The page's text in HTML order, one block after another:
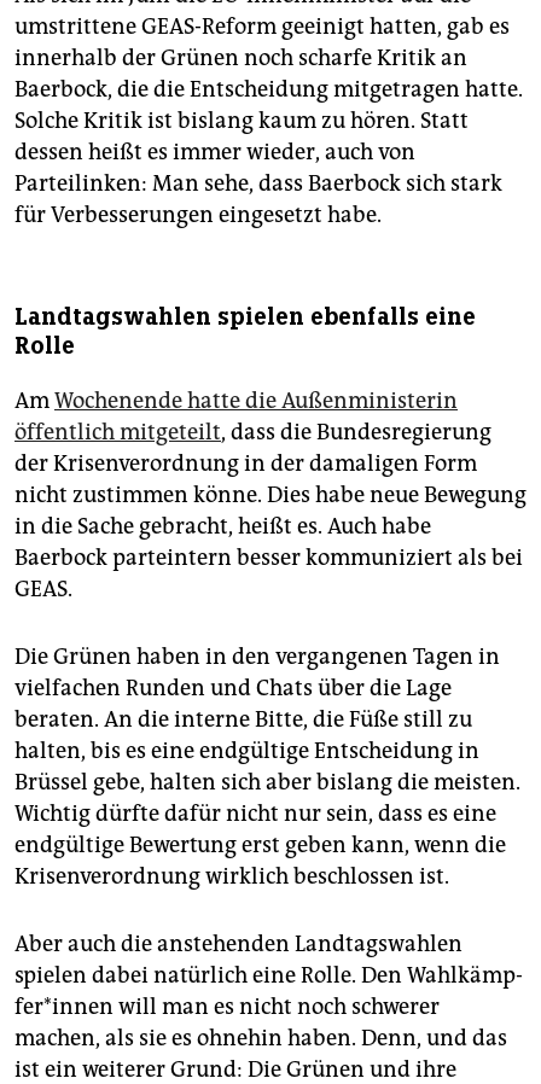
umstrittene GEAS-Reform geeinigt hatten, gab es
innerhalb der Grünen noch scharfe Kritik an
Baerbock, die die Entscheidung mitgetragen hatte.
Solche Kritik ist bislang kaum zu hören. Statt
dessen heißt es immer wieder, auch von
Parteilinken: Man sehe, dass Baerbock sich stark
für Verbesserungen eingesetzt habe.
Landtagswahlen spielen ebenfalls eine
Rolle
AmWochenende hatte die Außenministerin
öffentlich mitgeteilt, dass die Bundesregierung
der Krisenverordnung in der damaligen Form
nicht zustimmen könne. Dies habe neue Bewegung
in die Sache gebracht, heißt es. Auch habe
Baerbock parteintern besser kommuniziert als bei
GEAS.
Die Grünen haben in den vergangenen Tagen in
vielfachen Runden und Chats über die Lage
beraten. An die interne Bitte, die Füße still zu
halten, bis es eine endgültige Entscheidung in
Brüssel gebe, halten sich aber bislang die meisten.
Wichtig dürfte dafür nicht nur sein, dass es eine
endgültige Bewertung erst geben kann, wenn die
Krisenverordnung wirklich beschlossen ist.
Aber auch die anstehenden Landtagswahlen
spielen dabei natürlich eine Rolle. Den Wahl­kämp­
fe­r*in­nen will man es nicht noch schwerer
machen, als sie es ohnehin haben. Denn, und das
ist ein weiterer Grund: Die Grünen und ihre